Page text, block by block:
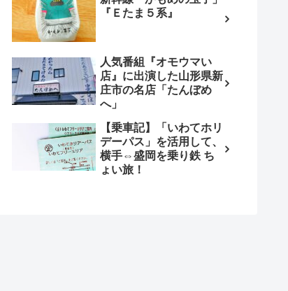
『Ｅたま５系』
人気番組『オモウマい
店』に出演した山形県新
庄市の名店「たんぼめ
へ」
【乗車記】「いわてホリ
デーパス」を活用して、
横手⇔盛岡を乗り鉄 ち
ょい旅！